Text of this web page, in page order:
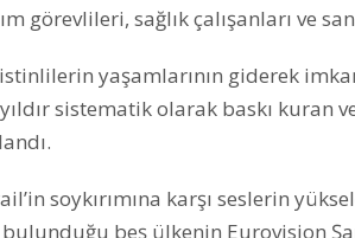
görevlileri, sağlık çalışanları ve
yaşamlarının giderek
sistematik olarak baskı kuran
soykırımına karşı seslerin
beş ülkenin Eurovision